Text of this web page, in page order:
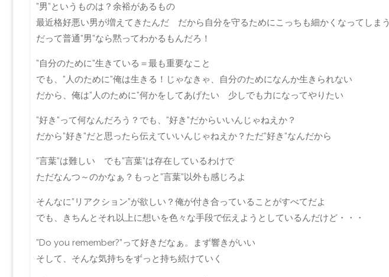
”男”というものは？余裕があるもの
最近格好悪い男が増えてきたんだ だから自分を守るためにこっちも細かくなってしまう
だって普通”男”なら黙ってわかるもんだろ！
”自分のために”生きている＝最も重要なこと
でも、”人のために”俺は生きる！じゃなきゃ、自分のためになんか生きられない
だから、俺は”人のために”何かをしてあげたい 少しでも力になってやりたい
”好き”って何なんだろう？でも、”好き”だからいいんじゃねえか？
だから”好き”だと思ったら伝えていいんじゃねえか？ただ”好き”なんだから
”言葉”は難しい でも”言葉”は存在しているわけで
ただなんつ～のかなぁ？もっと”言葉”以外も感じろよ
そんなに”リアクション”が欲しい？俺が付き合っていることがすべてだよ
でも、きちんとそれ以上に想いを色々な手段で伝えようとしているんだけど・・・
”Do you remember?”って好きだなぁ。まず響きがいい
そして、そんな気持ちをずっと持ち続けていく